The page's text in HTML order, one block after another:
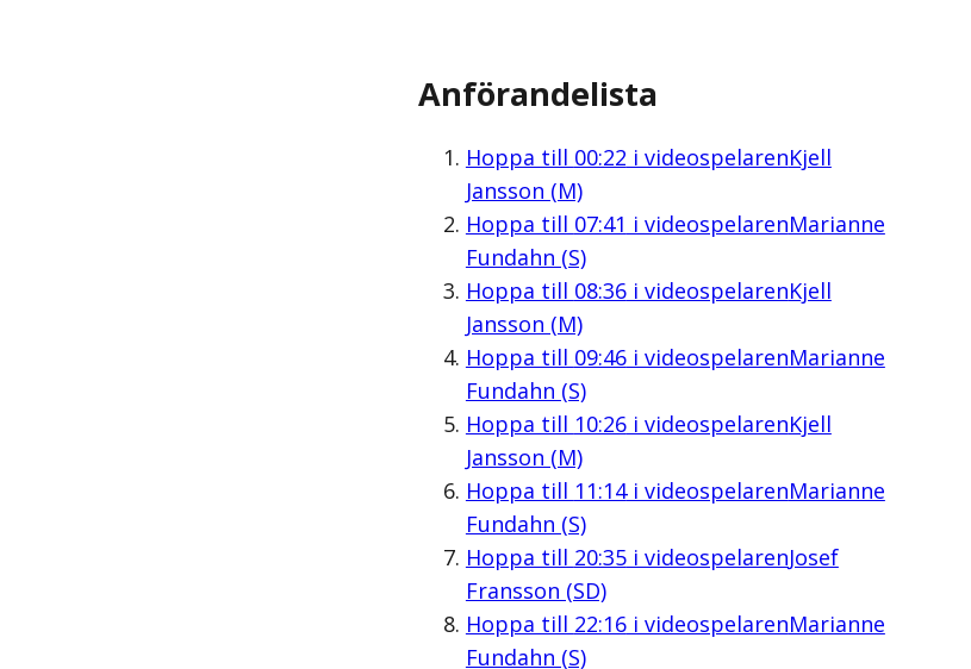
Anförandelista
Hoppa till 00:22 i videospelarenKjell
Jansson (M)
Hoppa till 07:41 i videospelarenMarianne
Fundahn (S)
Hoppa till 08:36i videospelarenKjell
Jansson (M)
Hoppa till 09:46i videospelarenMarianne
Fundahn (S)
Hoppa till 10:26i videospelarenKjell
Jansson (M)
Hoppa till 11:14i videospelarenMarianne
Fundahn (S)
Hoppa till 20:35i videospelarenJosef
Fransson (SD)
Hoppa till 22:16i videospelarenMarianne
Fundahn (S)